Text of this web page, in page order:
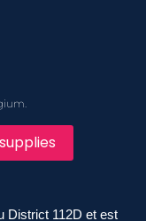
District 112D et est